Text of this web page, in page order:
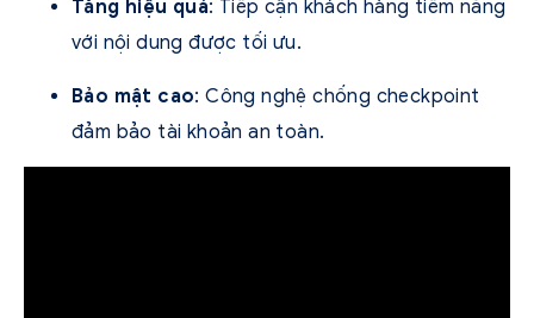
Tăng hiệu quả: Tiếp cận khách hàng tiềm năng
với nội dung được tối ưu.
Bảo mật cao: Công nghệ chống checkpoint
đảm bảo tài khoản an toàn.